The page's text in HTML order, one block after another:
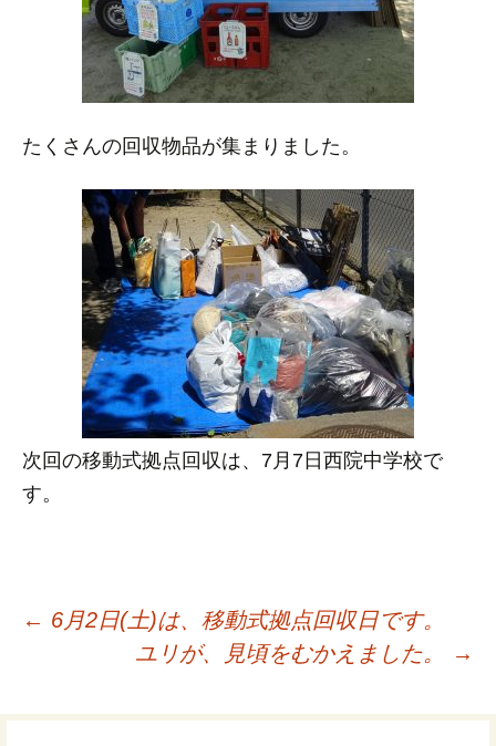
たくさんの回収物品が集まりました。
次回の移動式拠点回収は、7月7日西院中学校で
す。
投← 6月2日(土)は、移動式拠点回収日です。
ユリが、見頃をむかえました。
→